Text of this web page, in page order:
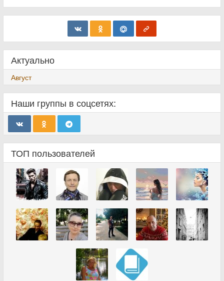
Актуально
Август
Наши группы в соцсетях:
ТОП пользователей